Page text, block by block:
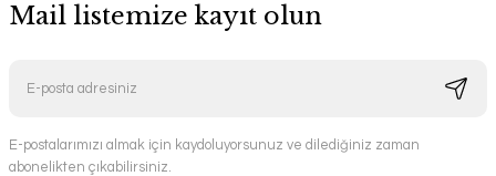
Mail listemize kayıt olun
E-postalarımızı almak için kaydoluyorsunuz ve dilediğiniz zaman
abonelikten çıkabilirsiniz.